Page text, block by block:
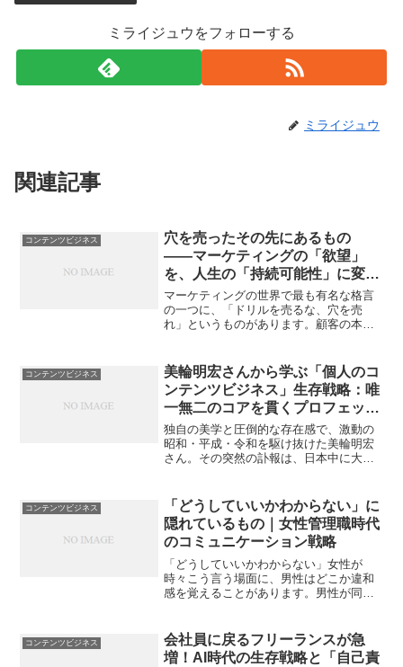
ミライジュウをフォローする
ミライジュウ
関連記事
コンテンツビジネス
穴を売ったその先にあるもの
——マーケティングの「欲望」
を、人生の「持続可能性」に変え
る新・仕事論
マーケティングの世界で最も有名な格言
の一つに、「ドリルを売るな、穴を売
れ」というものがあります。顧客の本質
ちにとって、この言葉には「続き」が必
要です。なぜなら、穴を開け...
コンテンツビジネス
美輪明宏さんから学ぶ「個人のコ
ンテンツビジネス」生存戦略：唯
一無二のコアを貫くプロフェッシ
ョナリズム
独自の美学と圧倒的な存在感で、激動の
昭和・平成・令和を駆け抜けた美輪明宏
さん。その突然の訃報は、日本中に大き
に、美輪さんが遺した数々の言葉や生き
様は、今なお私たちの心に強...
コンテンツビジネス
「どうしていいかわからない」に
隠れているもの｜女性管理職時代
のコミュニケーション戦略
「どうしていいかわからない」女性が
時々こう言う場面に、男性はどこか違和
感を覚えることがあります。男性が同じ
が言うと成立してしまう。そんな空気が
あります。私自身、長年ラジ...
コンテンツビジネス
会社員に戻るフリーランスが急
増！AI時代の生存戦略と「自己責